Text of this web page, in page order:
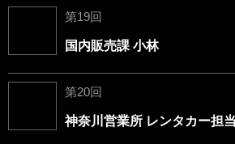
第19回
国内販売課 小林
第20回
神奈川営業所 レンタカー担